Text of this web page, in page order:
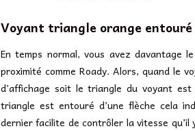
Voyant triangle orange entouré
En temps normal, vous avez davantage
proximité comme Roady. Alors, quand le
d’affichage soit le triangle du voyant
triangle est entouré d’une flèche cela
dernier facilite de contrôler la vitesse